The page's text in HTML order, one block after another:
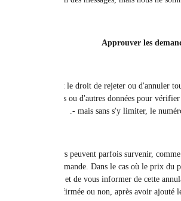
Veuillez noter que dans certains cas, une
raison que ce soit à tout moment. Avant
Nous nous efforçons de fournir les
produit n'est pas correctement
correctement, nous avons le droit, à notre seule